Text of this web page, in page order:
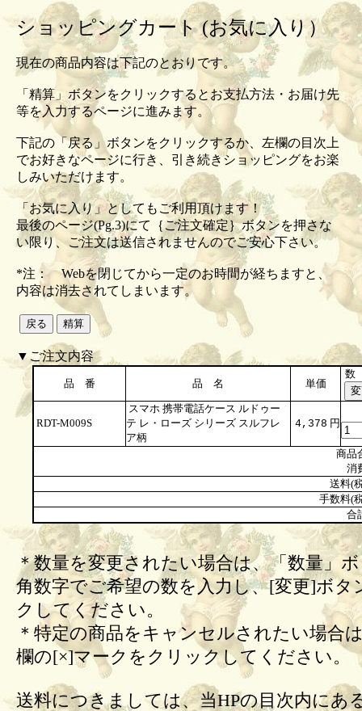
ショッピングカート (お気に入り）
現在の商品内容は下記のとおりです。
「精算」ボタンをクリックするとお支払方法・お届け先
等を入力するページに進みます。
下記の「戻る」ボタンをクリックするか、左欄の目次上
でお好きなページに行き、引き続きショッピングをお楽
しみいただけます。
「お気に入り」としてもご利用頂けます！
最後のページ(Pg.3)にて｛ご注文確定｝ボタンを押さな
い限り、ご注文は送信されませんのでご安心下さい。
*注： Webを閉じてから一定のお時間が経ちますと、
内容は消去されてしまいます。
▼ご注文内容
品 番 品 名 単価
数
RDT-M009S
スマホ 携帯電話ケース ルドゥー
テ レ・ローズ シリーズ スルフレ
ア柄
4,378 円
商品
消
送料(
手数料(
合
＊数量を変更されたい場合は、「数量」
角数字でご希望の数を入力し、[変更]ボタ
クしてください。
＊特定の商品をキャンセルされたい場合
欄の[×]マークをクリックしてください。
送料につきましては、当HPの目次内にあ